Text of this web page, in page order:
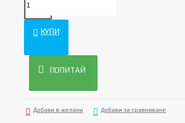
КУПИ
ПОПИТАЙ
Добави в желани Добави за сравняване